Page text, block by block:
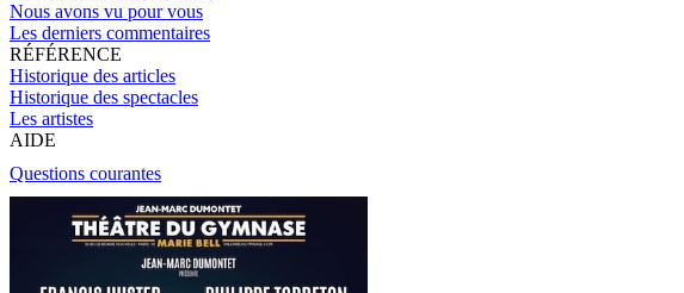
Nous avons vu pour vous
Les derniers commentaires
RÉFÉRENCE
Historique des articles
Historique des spectacles
Les artistes
AIDE
Questions courantes